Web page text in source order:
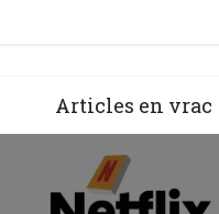
Articles en vrac